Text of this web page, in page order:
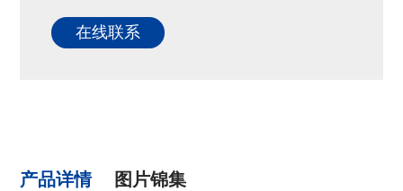
在线联系
产品详情 图片锦集